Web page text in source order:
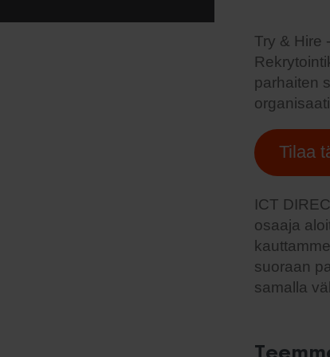
Try & Hire
parhaiten
Tilaa
ICT
osaaja
suoraan
samalla